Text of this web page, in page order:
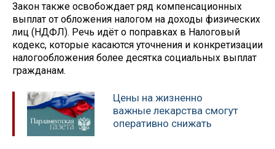
Закон также освобождает ряд компенсационных
выплат от обложения налогом на доходы физических
лиц (НДФЛ). Речь идёт о поправках в Налоговый
кодекс, которые касаются уточнения и конкретизации
налогообложения более десятка социальных выплат
гражданам.
Цены на жизненно
важные лекарства смогут
оперативно снижать